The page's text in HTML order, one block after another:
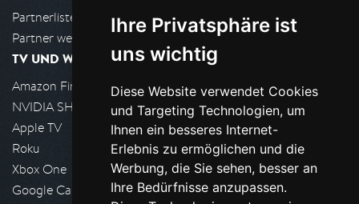
Ihre Privatsphäre ist
uns wichtig
Diese Website verwendet Cookies
und Targeting Technologien, um
Ihnen ein besseres Internet-
Erlebnis zu ermöglichen und die
Werbung, die Sie sehen, besser an
Ihre Bedürfnisse anzupassen.
Partnerliste
Partner werden
TV UND WOHNZIMMER
Amazon FireTV
NVIDIA SHIELD, Google TV
Apple TV
Roku
Xbox One
Google Cast